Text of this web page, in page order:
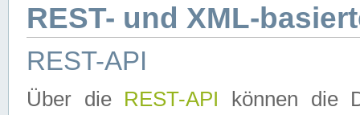
REST- und XML-
REST-API
Über die REST-API können die